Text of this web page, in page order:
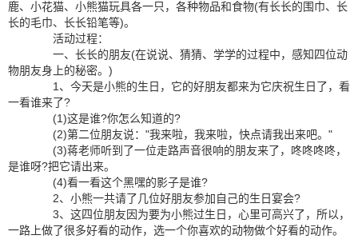
鹿、小花猫、小熊猫玩具各一只，各种物品和食物(有长长的围巾、长
长的毛巾、长长铅笔等)。
活动过程：
一、长长的朋友(在说说、猜猜、学学的过程中，感知四位动
物朋友身上的秘密。)
1、今天是小熊的生日，它的好朋友都来为它庆祝生日了，看
一看谁来了?
(1)这是谁?你怎么知道的?
(2)第二位朋友说："我来啦，我来啦，快点请我出来吧。"
(3)蒋老师听到了一位走路声音很响的朋友来了，咚咚咚咚，
是谁呀?把它请出来。
(4)看一看这个黑嘿的影子是谁?
2、小熊一共请了几位好朋友参加自己的生日宴会?
3、这四位朋友因为要为小熊过生日，心里可高兴了，所以，
一路上做了很多好看的动作，选一个你喜欢的动物做个好看的动作。